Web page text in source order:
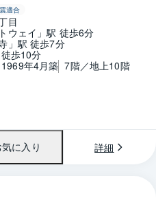
適合
目
ウェイ」駅 徒歩6分
」駅 徒歩7分
歩10分
1969年4月築 7階／地上10階
気に入り 詳細